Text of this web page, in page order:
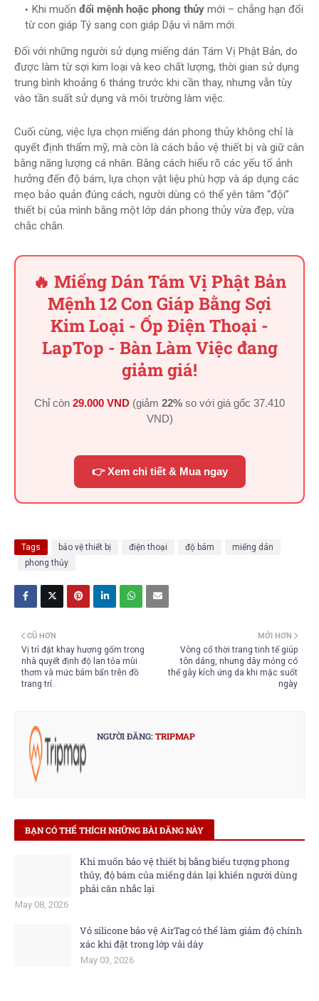
Khi muốn đổi mệnh hoặc phong thủy mới – chẳng hạn đổi
từ con giáp Tý sang con giáp Dậu vì năm mới.
Đối với những người sử dụng miếng dán Tám Vị Phật Bản, do
được làm từ sợi kim loại và keo chất lượng, thời gian sử dụng
trung bình khoảng 6 tháng trước khi cần thay, nhưng vẫn tùy
vào tần suất sử dụng và môi trường làm việc.
Cuối cùng, việc lựa chọn miếng dán phong thủy không chỉ là
quyết định thẩm mỹ, mà còn là cách bảo vệ thiết bị và giữ cân
bằng năng lượng cá nhân. Bằng cách hiểu rõ các yếu tố ảnh
hưởng đến độ bám, lựa chọn vật liệu phù hợp và áp dụng các
mẹo bảo quản đúng cách, người dùng có thể yên tâm “đội”
thiết bị của mình bằng một lớp dán phong thủy vừa đẹp, vừa
chắc chắn.
🔥 Miếng Dán Tám Vị Phật Bản
Mệnh 12 Con Giáp Bằng Sợi
Kim Loại - Ốp Điện Thoại -
LapTop - Bàn Làm Việc đang
giảm giá!
Chỉ còn 29.000 VND (giảm 22% so với giá gốc 37.410
VND)
👉 Xem chi tiết & Mua ngay
Tags bảo vệ thiết bị điện thoại độ bám
miếng dán
phong thủy
MỚI HƠN
Vòng cổ thời trang tinh tế giúp
tôn dáng, nhưng dây mỏng có
thể gây kích ứng da khi mặc suốt
ngày
CŨ HƠN
Vị trí đặt khay hương gốm trong
nhà quyết định độ lan tỏa mùi
thơm và mức bám bẩn trên đồ
trang trí.
NGƯỜI ĐĂNG:TRIPMAP
BẠN CÓ THỂ THÍCH NHỮNG BÀI ĐĂNG NÀY
Khi muốn bảo vệ thiết bị bằng biểu tượng phong
thủy, độ bám của miếng dán lại khiến người dùng
phải cân nhắc lại
May 08, 2026
Vỏ silicone bảo vệ AirTag có thể làm giảm độ chính
xác khi đặt trong lớp vải dày
May 03, 2026